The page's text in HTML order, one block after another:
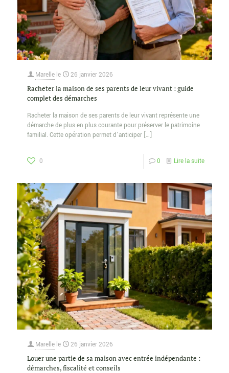
Marelle le 26 janvier 2026
Racheter la maison de ses parents de leur vivant : guide
complet des démarches
Racheter la maison de ses parents de leur vivant représente une
démarche de plus en plus courante pour préserver le patrimoine
familial. Cette opération permet d’anticiper […]
0 0 Lire la suite
Marelle le 26 janvier 2026
Louer une partie de sa maison avec entrée indépendante :
démarches, fiscalité et conseils